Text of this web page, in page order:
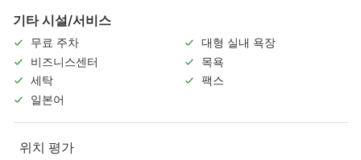
기타 시설/서비스
무료 주차
대형 실내 욕장
비즈니스센터
목욕
세탁
팩스
일본어
위치 평가